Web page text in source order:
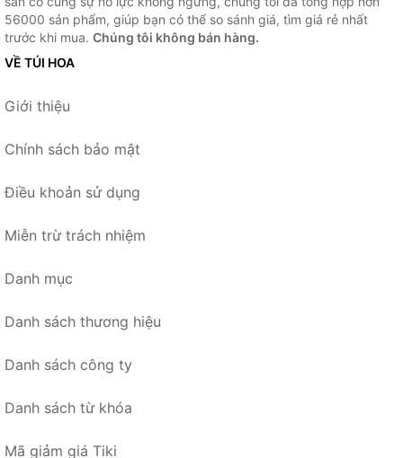
56000 sản phẩm, giúp bạn có thể so sánh giá, tìm giá rẻ nhất
trước khi mua. Chúng tôi không bán hàng.
VỀ TÚI HOA
Giới thiệu
Chính sách bảo mật
Điều khoản sử dụng
Miễn trừ trách nhiệm
Danh mục
Danh sách thương hiệu
Danh sách công ty
Danh sách từ khóa
Mã giảm giá Tiki